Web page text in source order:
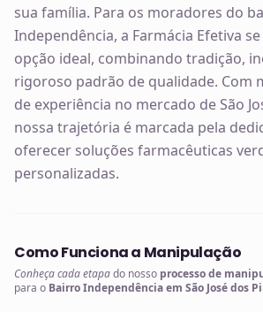
sua família. Para os moradores do
Independência, a Farmácia Efetiva
opção ideal, combinando tradição,
rigoroso padrão de qualidade. Com
de experiência no mercado de São
nossa trajetória é marcada pela
oferecer soluções farmacêuticas
personalizadas.
Como Funciona a Manipulação
Conheça cada etapado nosso processo de
para o Bairro Independência em São José dos